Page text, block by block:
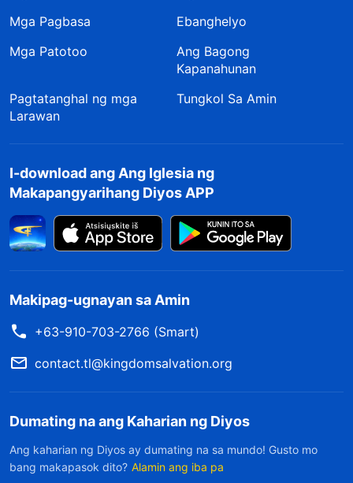
Mga Pagbasa
Ebanghelyo
Mga Patotoo
Ang Bagong
Kapanahunan
Pagtatanghal ng mga
Larawan
Tungkol Sa Amin
I-download ang Ang Iglesia ng
Makapangyarihang Diyos APP
Makipag-ugnayan sa Amin
+63-910-703-2766 (Smart)
contact.tl@kingdomsalvation.org
Dumating na ang Kaharian ng Diyos
Ang kaharian ng Diyos ay dumating na sa mundo! Gusto mo
bang makapasok dito? Alamin ang iba pa